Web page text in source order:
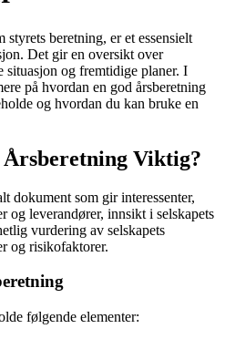
beretning, er et essensielt
Det gir en oversikt over
situasjon og fremtidige planer. I
på hvordan en god årsberetning
og hvordan du kan bruke en
Viktig?
dokument som gir interessenter,
og leverandører, innsikt i selskapets
vurdering av selskapets
og risikofaktorer.
følgende elementer: